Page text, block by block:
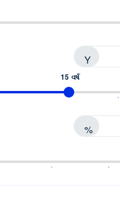
Y
15 વર્ષ
%